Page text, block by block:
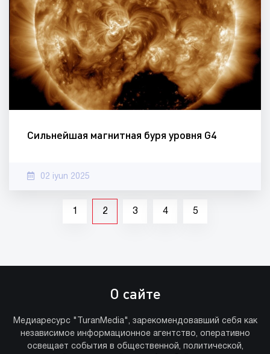
Сильнейшая магнитная буря уровня G4
02 iyun 2025
1 2 3 4 5
О сайте
Медиаресурс "TuranMedia", зарекомендовавший себя как
независимое информационное агентство, оперативно
освещает события в общественной, политической,